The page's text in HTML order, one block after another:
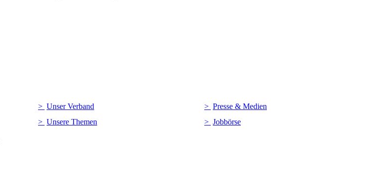
Unser Verband
Unsere Themen
Presse & Medien
Jobbörse